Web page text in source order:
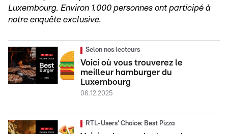
Luxembourg. Environ 1.000 personnes ont participé à
notre enquête exclusive.
Selon nos lecteurs
Voici où vous trouverez le
meilleur hamburger du
Luxembourg
06.12.2025
RTL-Users' Choice: Best Pizza